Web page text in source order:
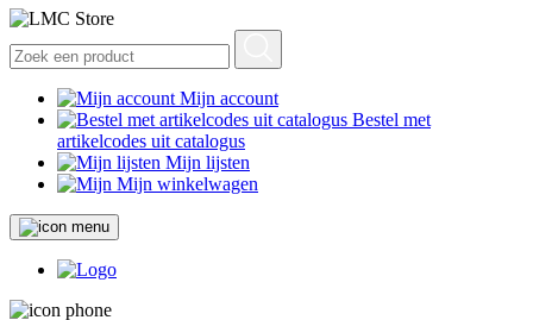
Mijn account
Bestel met
artikelcodes uit catalogus
Mijn lijsten
Mijn winkelwagen